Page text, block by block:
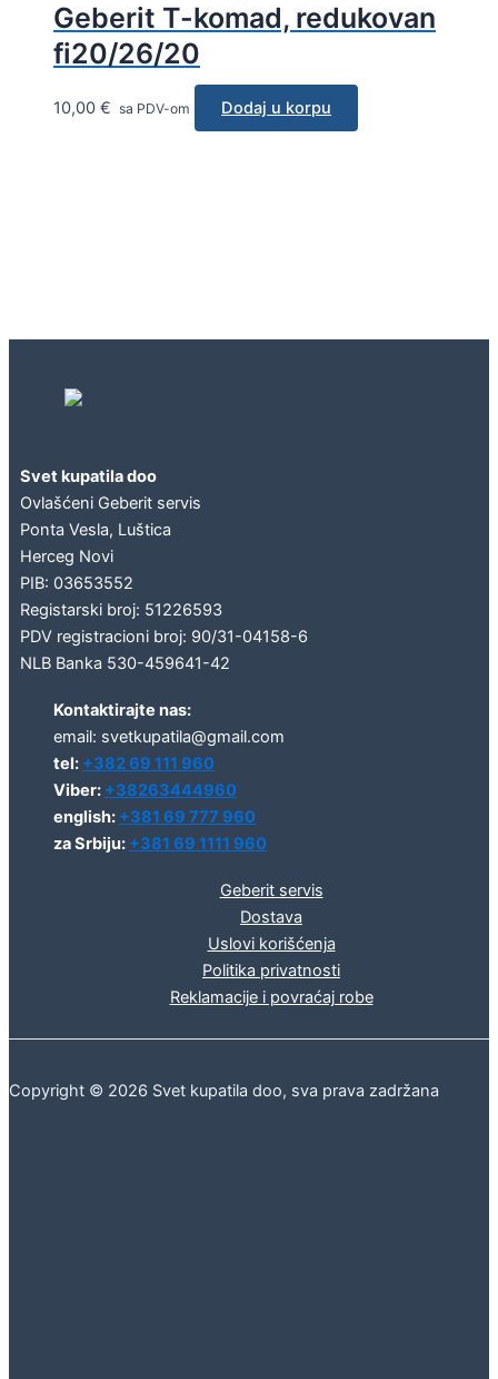
Geberit T-komad, redukovan
fi20/26/20
10,00 € sa PDV-om Dodaj u korpu
Svet kupatila doo
Ovlašćeni Geberit servis
Ponta Vesla, Luštica
Herceg Novi
PIB: 03653552
Registarski broj: 51226593
PDV registracioni broj: 90/31-04158-6
NLB Banka 530-459641-42
Kontaktirajte nas:
email: svetkupatila@gmail.com
tel: +382 69 111 960
Viber: +38263444960
english: +381 69 777 960
za Srbiju: +381 69 1111 960
Geberit servis
Dostava
Uslovi korišćenja
Politika privatnosti
Reklamacije i povraćaj robe
Copyright © 2026 Svet kupatila doo, sva prava zadržana